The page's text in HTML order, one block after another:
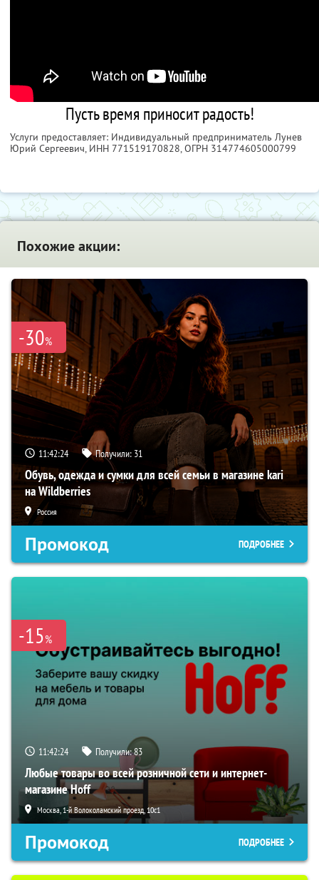
Пусть время приносит радость!
Услуги предоставляет: Индивидуальный предприниматель Лунев
Юрий Сергеевич, ИНН 771519170828, ОГРН 314774605000799
Похожие акции:
-30%
11:42:23 Получили: 31
Обувь, одежда и сумки для всей семьи в магазине kari
на Wildberries
Россия
Промокод ПОДРОБНЕЕ
-15%
11:42:23 Получили:83
Любые товары во всей розничной сети и интернет-
магазине Hoff
Москва, 1-й Волоколамский проезд, 10с1
Промокод ПОДРОБНЕЕ